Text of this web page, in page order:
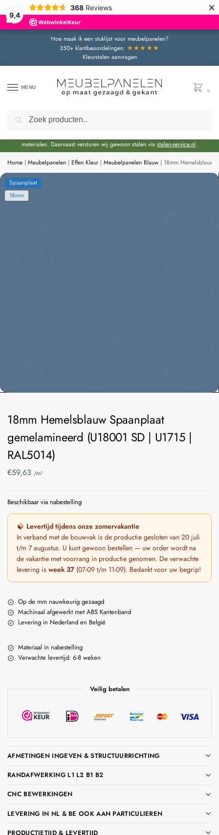
9,4
368 Reviews ×
Hoe maak ik een stuklijst voor meubelpanelen?
350+ klantbeoordelingen: ★★★★★
Kleurstalen aanvragen
MENU
0
Door de bouwvakperiode geldt momenteel een extra levertijd van circa 3 weken
materialen. Daarnaast versturen wij gewoon stalen via stalen-service.nl.
Home | Meubelpanelen | Effen Kleur | Meubelpanelen Blauw | 18mm Hemelsblauw
Spaanplaat
18mm
18mm Hemelsblauw Spaanplaat
gemelamineerd (U18001 SD | U1715 |
RAL5014)
€59,63 /m²
Beschikbaar via nabestelling
Levertijd tijdens onze zomervakantie
In verband met de bouwvak is de productie gesloten van 20 juli
t/m 7 augustus. U kunt gewoon bestellen — uw order wordt na
de vakantie met voorrang in productie genomen. De verwachte
levering is week 37 (07-09 t/m 11-09). Bedankt voor uw begrip!
Op de mm nauwkeurig gezaagd
Machinaal afgewerkt met ABS Kantenband
Levering in Nederland en België
Materiaal in nabestelling
Verwachte levertijd: 6-8 weken
Veilig betalen
AFMETINGEN INGEVEN & STRUCTUURRICHTING
RANDAFWERKING L1 L2 B1 B2
CNC BEWERKINGEN
LEVERING IN NL & BE OOK AAN PARTICULIEREN
PRODUCTIETIJD & LEVERTIJD